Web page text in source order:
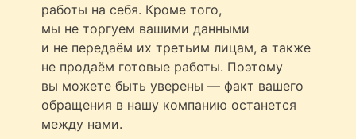
работы на себя. Кроме того,
мы не торгуем вашими данными
и не передаём их третьим лицам, а также
не продаём готовые работы. Поэтому
вы можете быть уверены — факт вашего
обращения в нашу компанию останется
между нами.